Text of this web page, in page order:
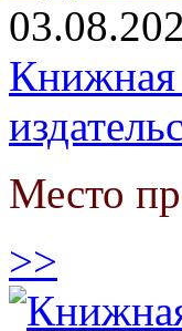
Книжная
Место
>>